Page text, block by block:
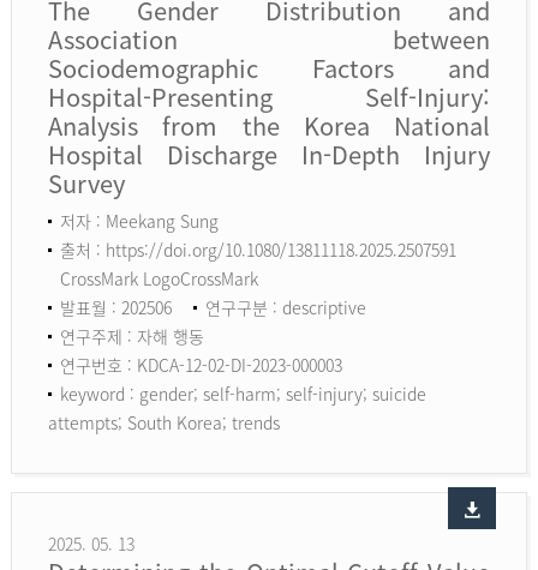
The Gender Distribution and
Association between
Sociodemographic Factors and
Hospital-Presenting Self-Injury:
Analysis from the Korea National
Hospital Discharge In-Depth Injury
Survey
저자 : Meekang Sung
출처 : https://doi.org/10.1080/13811118.2025.2507591
CrossMark LogoCrossMark
발표월 : 202506
연구구분 : descriptive
연구주제 : 자해 행동
연구번호 : KDCA-12-02-DI-2023-000003
keyword : gender; self-harm; self-injury; suicide
attempts; South Korea; trends
2025. 05. 13